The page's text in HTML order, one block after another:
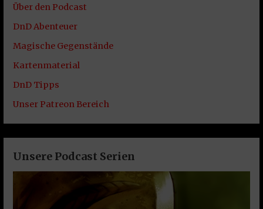
Über den Podcast
DnD Abenteuer
Magische Gegenstände
Kartenmaterial
DnD Tipps
Unser Patreon Bereich
Unsere Podcast Serien